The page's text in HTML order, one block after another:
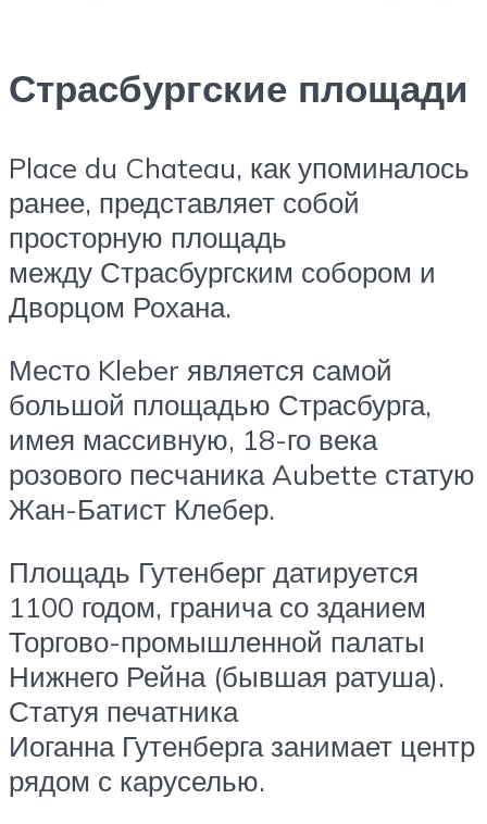
Страсбургские площади
Place du Chateau, как упоминалось
ранее, представляет собой
просторную площадь
между Страсбургским собором и
Дворцом Рохана.
Место Kleber является самой
большой площадью Страсбурга,
имея массивную, 18-го века
розового песчаника Aubette статую
Жан-Батист Клебер.
Площадь Гутенберг датируется
1100 годом, гранича со зданием
Торгово-промышленной палаты
Нижнего Рейна (бывшая ратуша).
Статуя печатника
Иоганна Гутенберга занимает центр
рядом с каруселью.